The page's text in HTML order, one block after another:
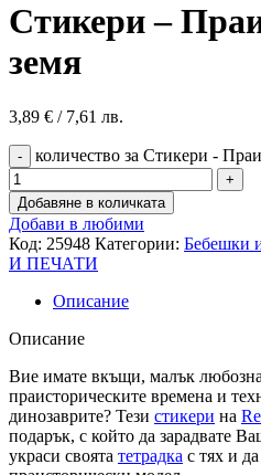
Стикери –
земя
3,89 € / 7,61 лв.
количество за Стикери -
Добавяне в количката
Добави в любими
Код: 25948 Категории: Бебешки
И ПЕЧАТИ
Описание
Описание
Вие имате вкъщи, малък
праисторическите времена и
динозаврите? Тези стикери на
подарък, с който да зарадвате
украси своята тетрадка с тях и